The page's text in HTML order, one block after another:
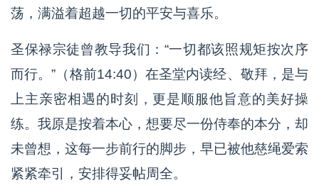
荡，满溢着超越一切的平安与喜乐。
圣保禄宗徒曾教导我们：“一切都该照规矩按次序
而行。”（格前14:40）在圣堂内读经、敬拜，是与
上主亲密相遇的时刻，更是顺服他旨意的美好操
练。我原是按着本心，想要尽一份侍奉的本分，却
未曾想，这每一步前行的脚步，早已被他慈绳爱索
紧紧牵引，安排得妥帖周全。